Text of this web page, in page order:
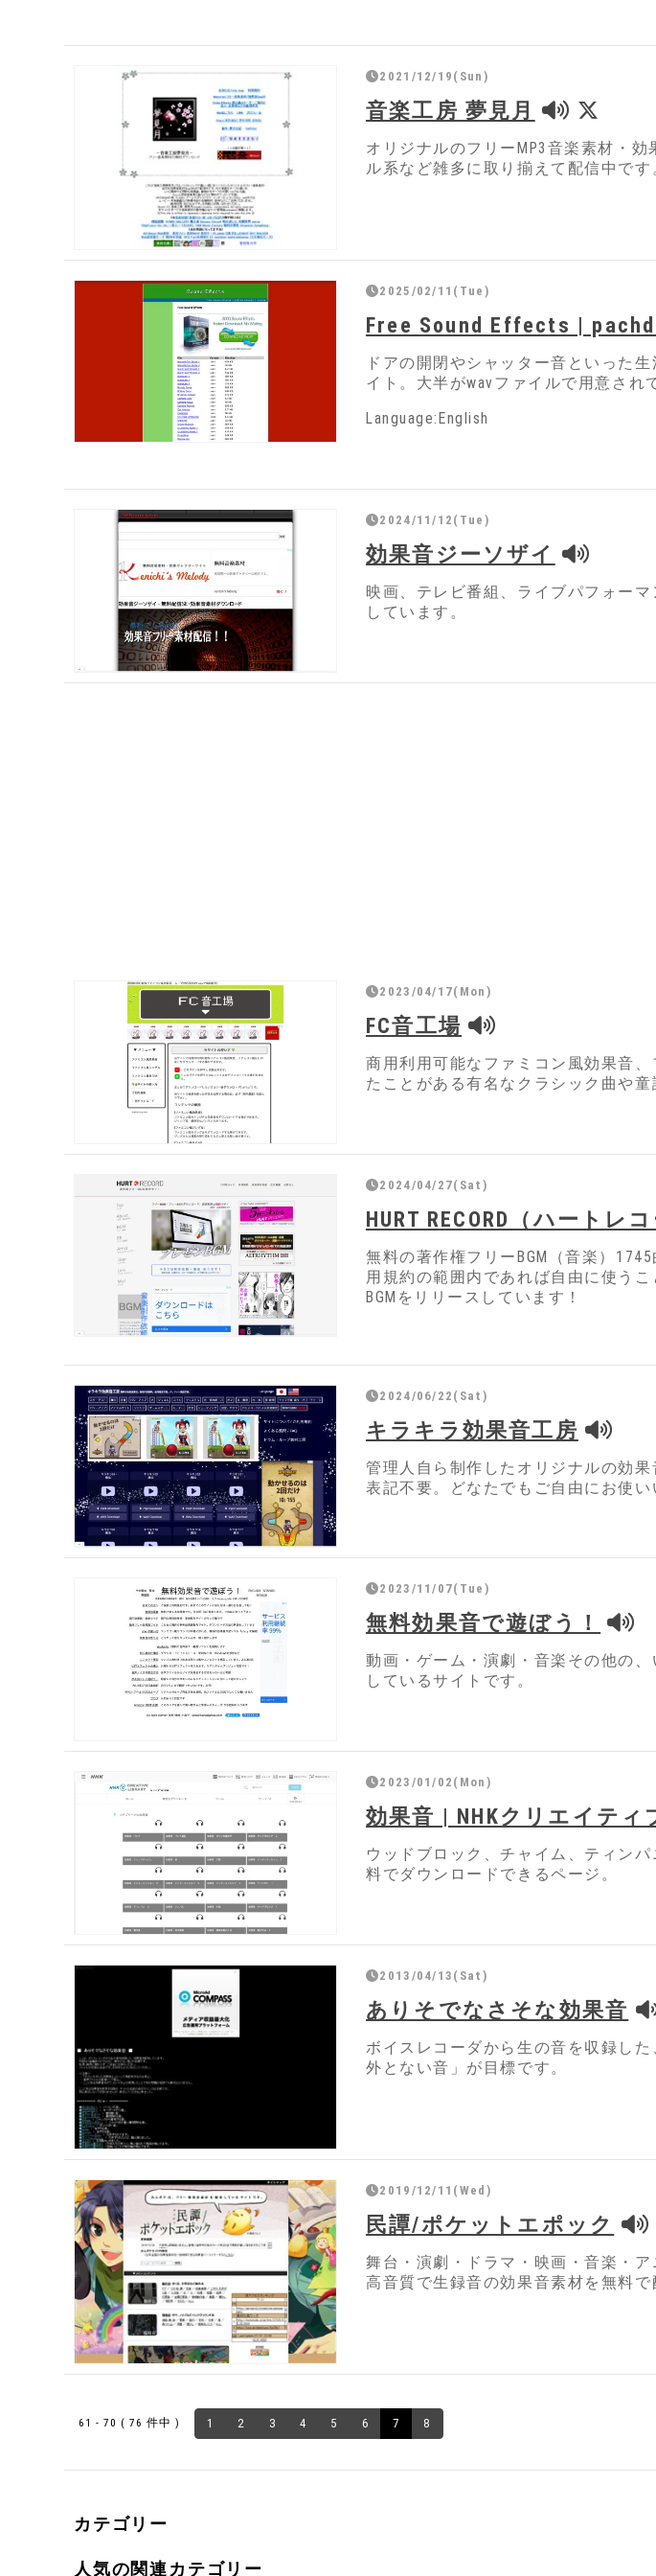
2021/12/19(Sun)
音楽工房 夢見月
オリジナルのフリーMP3音楽素材・
ル系など雑多に取り揃えて配信中です
2025/02/11(Tue)
Free Sound Effects |
ドアの開閉やシャッター音といった
イト。大半がwavファイルで用意され
Language:English
2024/11/12(Tue)
効果音ジーソザイ
映画、テレビ番組、ライブパフォー
しています。
2023/04/17(Mon)
FC音工場
商用利用可能なファミコン風効果音
たことがある有名なクラシック曲や
2024/04/27(Sat)
HURT RECORD（ハートレコ
無料の著作権フリーBGM（音楽）
用規約の範囲内であれば自由に使う
BGMをリリースしています！
2024/06/22(Sat)
キラキラ効果音工房
管理人自ら制作したオリジナルの効
表記不要。どなたでもご自由にお使い
2023/11/07(Tue)
無料効果音で遊ぼう！
動画・ゲーム・演劇・音楽その他の
しているサイトです。
2023/01/02(Mon)
効果音 | NHKクリエイティ
ウッドブロック、チャイム、ティン
料でダウンロードできるページ。
2013/04/13(Sat)
ありそでなさそな効果音
ボイスレコーダから生の音を収録し
外とない音」が目標です。
2019/12/11(Wed)
民譚/ポケットエポック
舞台・演劇・ドラマ・映画・音楽・
高音質で生録音の効果音素材を無料で
61 - 70 ( 76 件中 ) 1 2 3 4 5 6 7 8
カテゴリー
人気の関連カテゴリー